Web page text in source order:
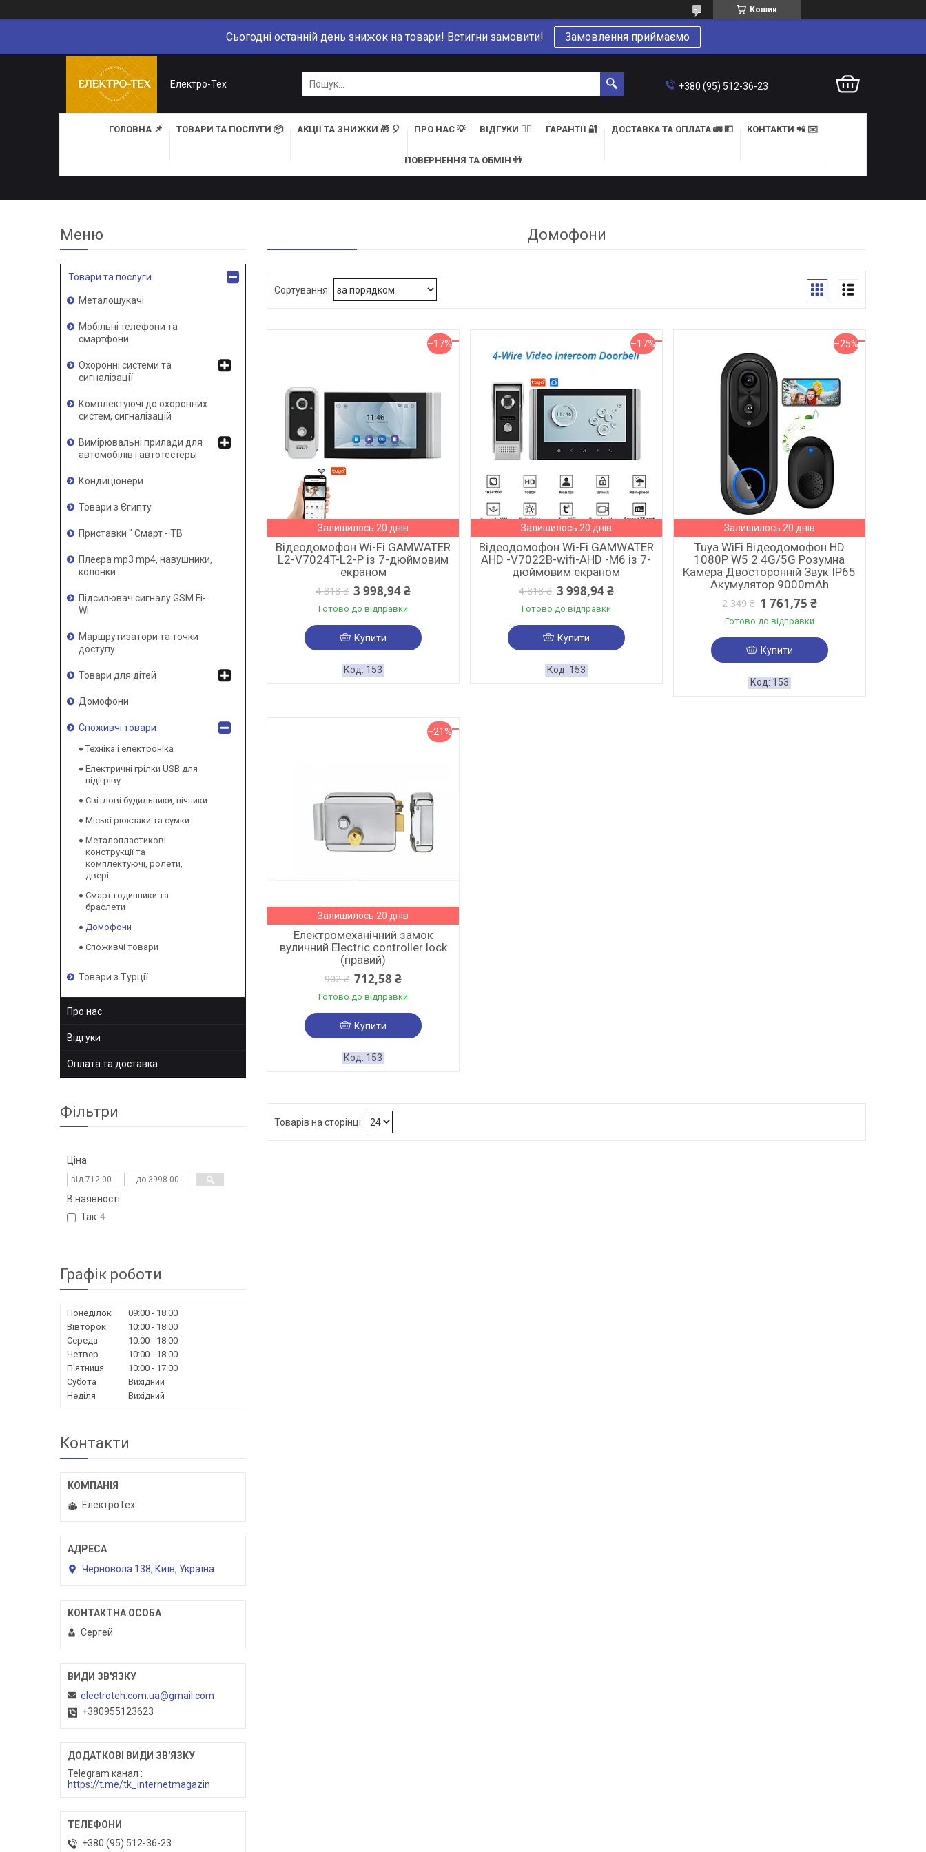
Кошик
Сьогодні останній день знижок на товари! Встигни замовити! Замовлення приймаємо
Електро-Тех +380 (95) 512-36-23
ГОЛОВНА 📌 ТОВАРИ ТА ПОСЛУГИ 📦 АКЦІЇ ТА ЗНИЖКИ 🎁 🎈 ПРО НАС 💡 ВІДГУКИ 👍🏻 ГАРАНТІЇ 🔐 ДОСТАВКА ТА ОПЛАТА 🚛 💵 КОНТАКТИ 📲 ✉️
ПОВЕРНЕННЯ ТА ОБМІН 👬
Домофони
–17%
Залишилось 20 днів
Відеодомофон Wi-Fi GAMWATER
L2-V7024T-L2-P із 7-дюймовим
екраном
4 818 ₴ 3 998,94 ₴
Готово до відправки
Купити
153
–17%
Залишилось 20 днів
Відеодомофон Wi-Fi GAMWATER
AHD -V7022B-wifi-AHD -M6 із 7-
дюймовим екраном
4 818 ₴ 3 998,94 ₴
Готово до відправки
Купити
153
–25%
Залишилось 20 днів
Tuya WiFi Відеодомофон HD
1080P W5 2.4G/5G Розумна
Камера Двосторонній Звук IP65
Акумулятор 9000mAh
2 349 ₴ 1 761,75 ₴
Готово до відправки
Купити
153
–21%
Залишилось 20 днів
Електромеханічний замок
вуличний Electric controller lock
(правий)
902 ₴ 712,58 ₴
Готово до відправки
Купити
153
Товари та послуги
Металошукачі
Мобільні телефони та
смартфони
Охоронні системи та
сигналізації
Комплектуючі до охоронних
систем, сигналізацій
Вимірювальні прилади для
автомобілів і автотестеры
Кондиціонери
Товари з Єгипту
Приставки " Смарт - ТВ
Плеєра mp3 mp4, навушники,
колонки.
Підсилювач сигналу GSM Fi-
Wi
Маршрутизатори та точки
доступу
Товари для дітей
Домофони
Споживчі товари
Техніка і електроніка
Електричні грілки USB для
підігріву
Світлові будильники, нічники
Міські рюкзаки та сумки
Металопластикові
конструкції та
комплектуючі, ролети,
двері
Смарт годинники та
браслети
Домофони
Споживчі товари
Товари з Турції
Про нас
Відгуки
Оплата та доставка
Фільтри
Ціна
В наявності
Так 4
Графік роботи
Понеділок 09:00
18:00
Вівторок
10:00
18:00
Середа
10:00
18:00
Четвер
10:00
18:00
Пʼятниця
10:00
17:00
Субота
Вихідний
Неділя
Вихідний
Контакти
ЕлектроТех
Черновола 138, Київ, Україна
Сергей
electroteh.com.ua@gmail.com
+380955123623
Telegram канал
https://t.me/tk_internetmagazin
+380 (95) 512-36-23